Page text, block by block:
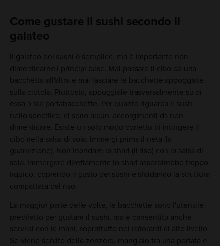
Come gustare il sushi secondo il
galateo
Il galateo del sushi è semplice, ma è importante non
dimenticarne i principi base. Mai passare il cibo da una
bacchetta all'altra e mai lasciare le bacchette appoggiate
sulla ciotola. Piuttosto, appoggiale trasversalmente su di
essa o sul portabacchette. Per quanto riguarda il sushi
nello specifico, ci sono alcuni accorgimenti da non
dimenticare. Esiste un solo modo corretto di intingere il
cibo nella salsa di soia. Immergi prima il neta (la
guarnizione). Non inondare lo shari (il riso) con la salsa di
soia. Immergere direttamente lo shari assorbirebbe troppo
liquido, coprendo il gusto del sushi e sfaldando la struttura
compattata del riso.
La maggior parte delle volte, le bacchette sono l'utensile
prediletto per gustare il sushi, ma è consentito anche
servirsi con le mani, soprattutto nei ristoranti di alto livello.
Se viene servito dello zenzero, mangialo tra una portata e